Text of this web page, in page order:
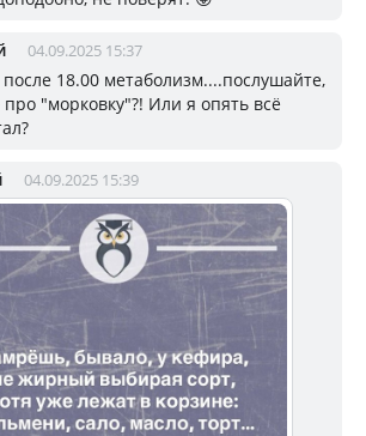
04.09.2025 15:37
после 18.00 метаболизм....послушайте,
про "морковку"?! Или я опять всё
04.09.2025 15:39